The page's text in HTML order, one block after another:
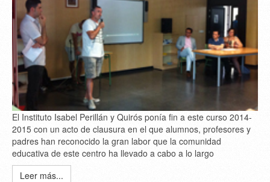
El Instituto Isabel Perillán y Quirós ponía fin a este curso 2014-
2015 con un acto de clausura en el que alumnos, profesores y
padres han reconocido la gran labor que la comunidad
educativa de este centro ha llevado a cabo a lo largo
Leer más...